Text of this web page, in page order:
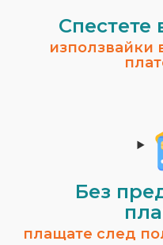
Спестeте
използвайки
Без
плащате след